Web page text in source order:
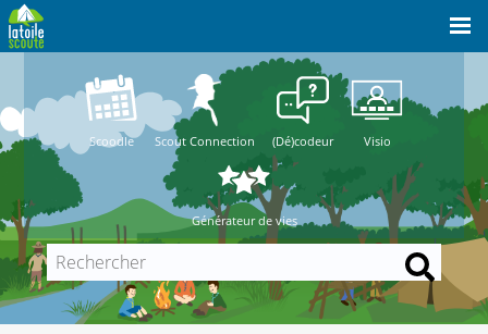
Scoodle Scout Connection (Dé)codeur Visio
Générateur de vies